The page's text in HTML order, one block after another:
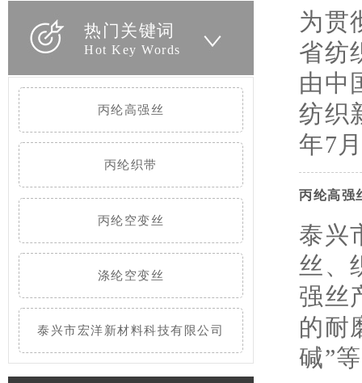
热门关键词
Hot Key Words
丙纶高强丝
丙纶织带
丙纶空变丝
涤纶空变丝
泰兴市宏洋新材料科技有限公司
为贯
省纺
由中
纺织
年7
丙纶高强
泰兴
丝、
强丝
的耐
碱”